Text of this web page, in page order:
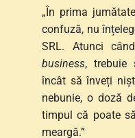
„În prima
confuză, nu
SRL. Atunci
business, trebuie
încât să înveți
nebunie, o doză
timpul că poate
meargă.”